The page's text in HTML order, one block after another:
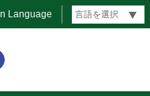
Language